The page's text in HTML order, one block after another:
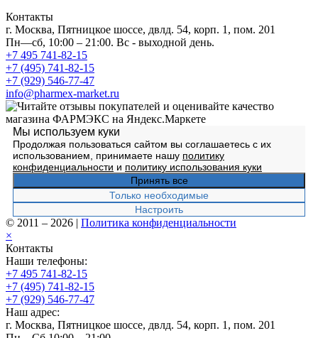
Контакты
г. Москва, Пятницкое шоссе, двлд. 54, корп. 1, пом. 201
Пн—сб, 10:00 – 21:00. Вс - выходной день.
+7 495 741-82-15
+7 (495) 741-82-15
+7 (929) 546-77-47
info@pharmex-market.ru
Мы используем куки
Продолжая пользоваться сайтом вы соглашаетесь с их
использованием, принимаете нашу политику
конфиденциальности и политику использования куки
Принять все
Только необходимые
Настроить
© 2011 – 2026 | Политика конфиденциальности
×
Контакты
Наши телефоны:
+7 495 741-82-15
+7 (495) 741-82-15
+7 (929) 546-77-47
Наш адрес:
г. Москва, Пятницкое шоссе, двлд. 54, корп. 1, пом. 201